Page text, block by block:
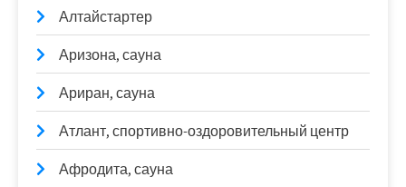
Алтайстартер
Аризона, сауна
Ариран, сауна
Атлант, спортивно-оздоровительный центр
Афродита, сауна